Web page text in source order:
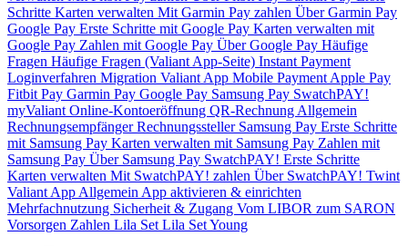
Schritte Karten verwalten Mit Garmin Pay zahlen Über Garmin Pay
Google Pay Erste Schritte mit Google Pay Karten verwalten mit
Google Pay Zahlen mit Google Pay Über Google Pay Häufige
Fragen Häufige Fragen (Valiant App-Seite) Instant Payment
Loginverfahren Migration Valiant App Mobile Payment Apple Pay
Fitbit Pay Garmin Pay Google Pay Samsung Pay SwatchPAY!
myValiant Online-Kontoeröffnung QR-Rechnung Allgemein
RechnungsempfängerRechnungssteller Samsung Pay Erste Schritte
mit Samsung Pay Karten verwalten mit Samsung Pay Zahlen mit
Samsung Pay Über Samsung Pay SwatchPAY! Erste Schritte
Karten verwalten Mit SwatchPAY! zahlen Über SwatchPAY! Twint
Valiant App Allgemein App aktivieren & einrichten
Mehrfachnutzung Sicherheit & Zugang Vom LIBOR zum SARON
Vorsorgen Zahlen Lila Set Lila Set Young